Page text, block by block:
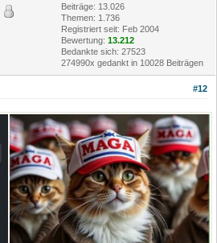
Beiträge: 13.026
Themen: 1.736
Registriert seit: Feb 2004
Bewertung: 13.212
Bedankte sich: 27523
274990x gedankt in 10028 Beiträgen
#12